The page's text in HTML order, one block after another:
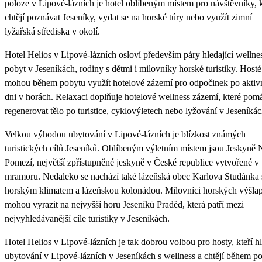
poloze v Lipové-lázních je hotel oblíbeným místem pro návštěvníky,
chtějí poznávat Jeseníky, vydat se na horské túry nebo využít zimní
lyžařská střediska v okolí.
Hotel Helios v Lipové-lázních osloví především páry hledající
pobyt v Jeseníkách, rodiny s dětmi i milovníky horské turistiky. Hosté
mohou během pobytu využít hotelové zázemí pro odpočinek po
dni v horách. Relaxaci doplňuje hotelové wellness zázemí, které
regenerovat tělo po turistice, cyklovýletech nebo lyžování v
Velkou výhodou ubytování v Lipové-lázních je blízkost známých
turistických cílů Jeseníků. Oblíbeným výletním místem jsou Jeskyně
Pomezí, největší zpřístupněné jeskyně v České republice vytvořené v
mramoru. Nedaleko se nachází také lázeňská obec Karlova Studánka
horským klimatem a lázeňskou kolonádou. Milovníci horských
mohou vyrazit na nejvyšší horu Jeseníků Praděd, která patří mezi
nejvyhledávanější cíle turistiky v Jeseníkách.
Hotel Helios v Lipové-lázních je tak dobrou volbou pro hosty, kteří
ubytování v Lipové-lázních v Jeseníkách s wellness a chtějí během